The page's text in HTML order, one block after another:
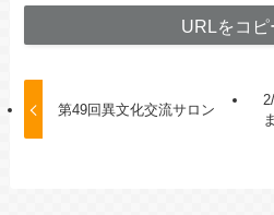
URLをコピ
第49回異文化交流サロン